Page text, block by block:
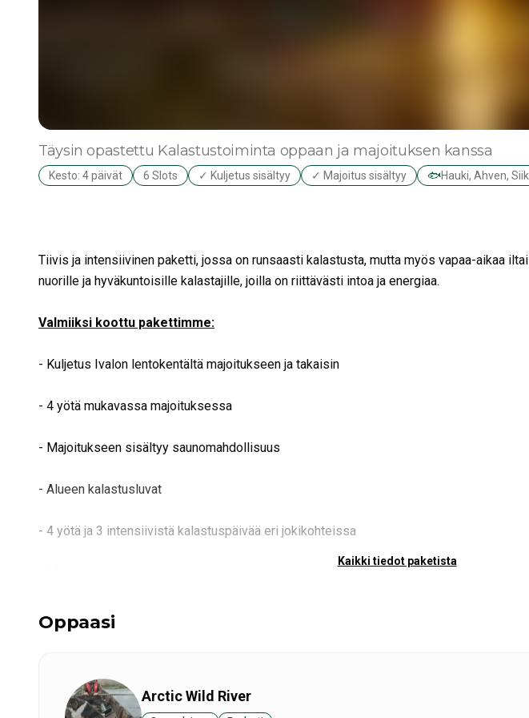
Täysin opastettu Kalastustoiminta oppaan ja majoituksen kanssa
Kesto: 4 päivät 6 Slots ✓ Kuljetus sisältyy ✓ Majoitus sisältyy 🐟Hauki, Ahven,
Tiivis ja intensiivinen paketti, jossa on runsaasti kalastusta, mutta myös vapaa-aikaa
nuorille ja hyväkuntoisille kalastajille, joilla on riittävästi intoa ja energiaa.
Valmiiksi koottu pakettimme:
- Kuljetus Ivalon lentokentältä majoitukseen ja takaisin
- 4 yötä mukavassa majoituksessa
- Majoitukseen sisältyy saunomahdollisuus
- Alueen kalastusluvat
- 4 yötä ja 3 intensiivistä kalastuspäivää eri jokikohteissa
- Majoitus sijaitsee Vetsikossa, vanhassa, hyvin pienessä kalastajakylässä, jossa asuu
- Lisäksi kahdella illalla on mahdollisuus itsenäiseen perhokalastukseen majoituksen
2 henkilöä 1450 €/kalastaja
Kaikki tiedot paketista
Oppaasi
Arctic Wild River